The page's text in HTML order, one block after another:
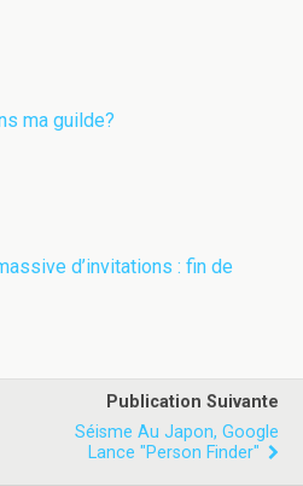
ma guilde?
d’invitations : fin de
Publication Suivante
Séisme Au Japon, Google
Lance "Person Finder"